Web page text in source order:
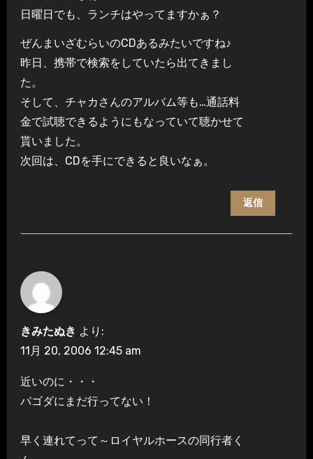
日曜日でも、ランチはやってますかぁ？
ぜんまいざむらいのCDあるみたいですね♪
昨日、携帯で検索をしていたら出てきまし
た。
そして、チャカさんのアルバム等も…通話料
金で試聴できるようにもなっていて聴かせて
貰いました。
次回は、CDを手にできると良いなぁ。
返信
きみたぬき より:
11月 20, 2006 12:45 am
近いのに・・・
パゴダにまだ行ってない！
早く連れてって～ロイヤルホースの同行者く